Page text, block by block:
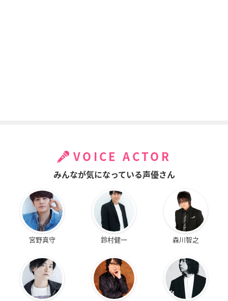
VOICE ACTOR
みんなが気になっている声優さん
宮野真守 鈴村健一 森川智之